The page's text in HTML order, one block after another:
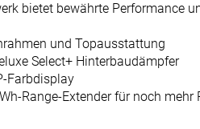
bietet bewährte Performance
und Topausstattung
Select+ Hinterbaudämpfer
Farbdisplay
Range-Extender für noch mehr